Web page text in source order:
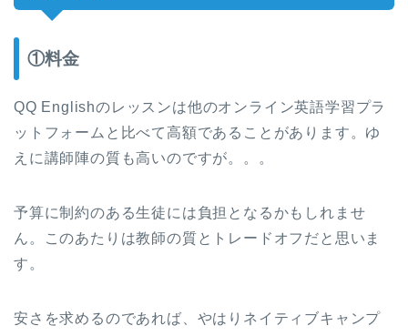
①料金
QQ Englishのレッスンは他のオンライン英語学習プラ
ットフォームと比べて高額であることがあります。ゆ
えに講師陣の質も高いのですが。。。
予算に制約のある生徒には負担となるかもしれませ
ん。このあたりは教師の質とトレードオフだと思いま
す。
安さを求めるのであれば、やはりネイティブキャンプ